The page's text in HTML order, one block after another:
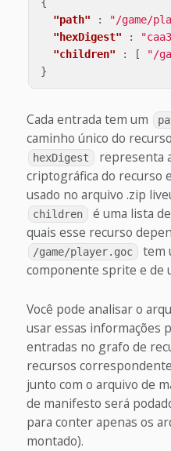
"path"
: "/game/
"hexDigest"
:
"children"
: [ "/
}
Cada entrada tem um
caminho único do
hexDigest
representa
criptográfica do recurso
usado no arquivo .zip
children
é uma lista
quais esse recurso
/game/player.goc
tem
componente sprite e de
Você pode analisar o
usar essas informações
entradas no grafo de
recursos
junto com o arquivo de
de manifesto será
para conter apenas os
montado).